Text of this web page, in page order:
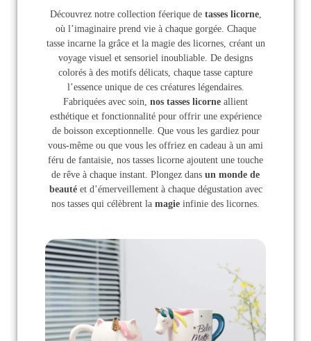
Découvrez notre collection féerique de tasses licorne,
où l’imaginaire prend vie à chaque gorgée. Chaque
tasse incarne la grâce et la magie des licornes, créant un
voyage visuel et sensoriel inoubliable. De designs
colorés à des motifs délicats, chaque tasse capture
l’essence unique de ces créatures légendaires.
Fabriquées avec soin, nos tasses licorne allient
esthétique et fonctionnalité pour offrir une expérience
de boisson exceptionnelle. Que vous les gardiez pour
vous-même ou que vous les offriez en cadeau à un ami
féru de fantaisie, nos tasses licorne ajoutent une touche
de rêve à chaque instant. Plongez dans un monde de
beautéet d’émerveillement à chaque dégustation avec
nos tasses qui célèbrent la magie infinie des licornes.